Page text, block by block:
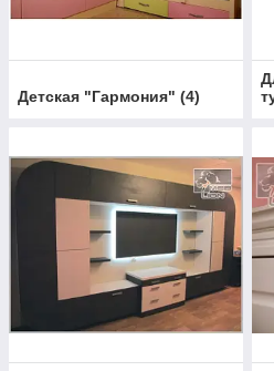
Детская "Гармония" (4)